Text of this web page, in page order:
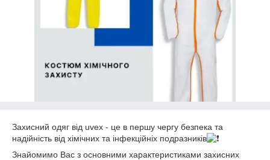
Захисний одяг від uvex - це в першу чергу безпека та
надійність від хімічних та інфекційніх подразників
Знайомимо Вас з основними характеристиками захисних